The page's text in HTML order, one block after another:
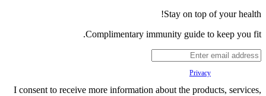
Stay on top of your health!
Complimentary immunity guide to keep you fit.
Privacy
I consent to receive more information about the products, services,